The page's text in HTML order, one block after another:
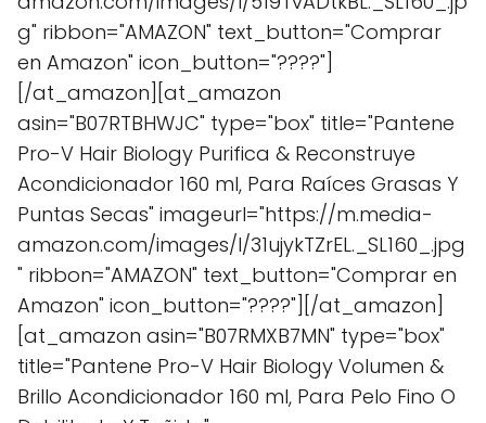
g" ribbon="AMAZON" text_button="Comprar
en Amazon" icon_button="????"]
[/at_amazon][at_amazon
asin="B07RTBHWJC" type="box" title="Pantene
Pro-V Hair Biology Purifica & Reconstruye
Acondicionador 160 ml, Para Raíces Grasas Y
Puntas Secas" imageurl="https://m.media-
amazon.com/images/I/31ujykTZrEL._SL160_.jpg
" ribbon="AMAZON" text_button="Comprar en
Amazon" icon_button="????"][/at_amazon]
[at_amazon asin="B07RMXB7MN" type="box"
title="Pantene Pro-V Hair Biology Volumen &
Brillo Acondicionador 160 ml, Para Pelo Fino O